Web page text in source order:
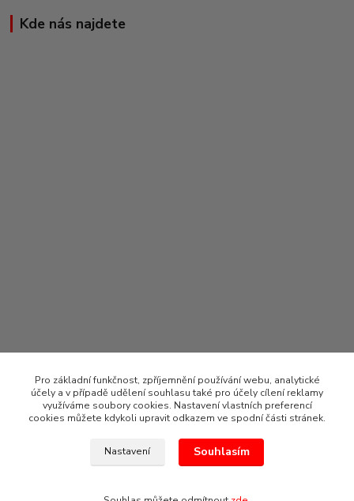
Kde nás najdete
2021 CLOU Bohemia s.r.o.
Pro základní funkčnost, zpříjemnění používání webu, analytické
účely a v případě udělení souhlasu také pro účely cílení reklamy
využíváme soubory cookies. Nastavení vlastních preferencí
cookies můžete kdykoli upravit odkazem ve spodní části stránek.
Nastavení Souhlasím